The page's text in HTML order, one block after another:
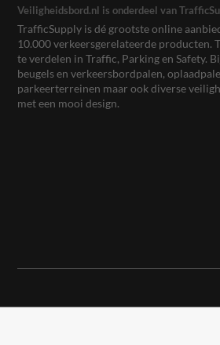
Veiligheidsbord.nl is onderdeel van
TrafficSupply is dé grootste online
10.000 verkeersgerelateerde producten.
te verdelen in Traffic, Parking en Safety.
beugels en verkeersbordpalen,
parkeerterreinen maar ook diverse
met een mooi design.